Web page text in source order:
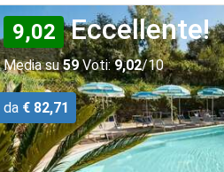
9,02 Eccellente!
Media su59Voti: 9,02/10
da € 82,71